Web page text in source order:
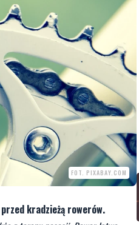
FOT. PIXABAY.COM
kradzieżą rowerów.